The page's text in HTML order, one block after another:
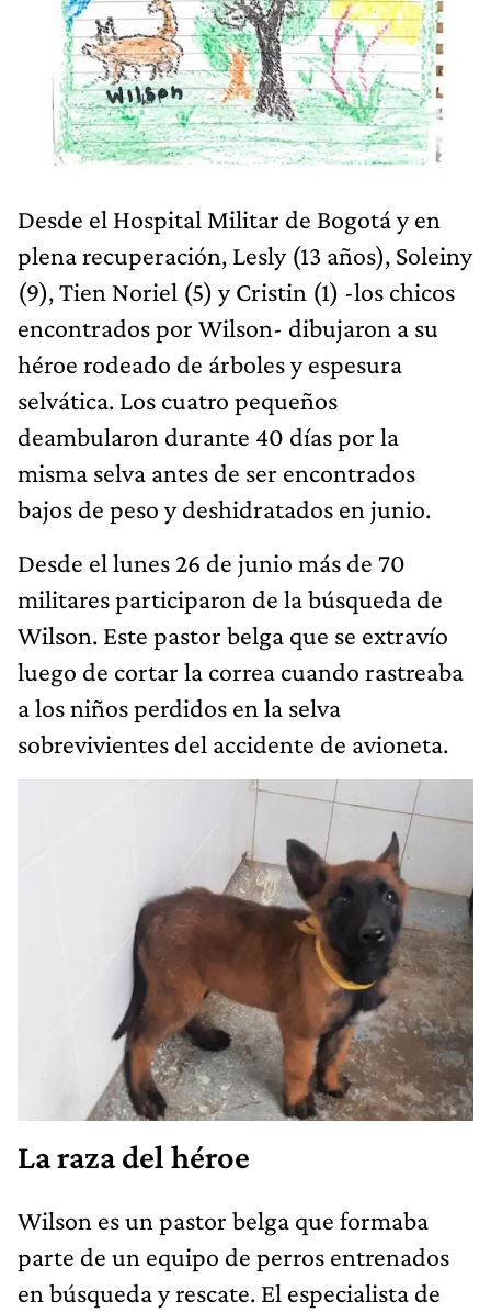
Desde el Hospital Militar de Bogotá y en
plena recuperación, Lesly (13 años), Soleiny
(9), Tien Noriel (5) y Cristin (1) -los chicos
encontrados por Wilson- dibujaron a su
héroe rodeado de árboles y espesura
selvática. Los cuatro pequeños
deambularon durante 40 días por la
misma selva antes de ser encontrados
bajos de peso y deshidratados en junio.
Desde el lunes 26 de junio más de 70
militares participaron de la búsqueda de
Wilson. Este pastor belga que se extravío
luego de cortar la correa cuando rastreaba
a los niños perdidos en la selva
sobrevivientes del accidente de avioneta.
La raza del héroe
Wilson es un pastor belga que formaba
parte de un equipo de perros entrenados
en búsqueda y rescate. El especialista de